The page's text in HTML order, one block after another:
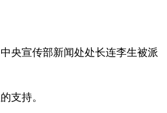
央宣传部新闻处处长连李生被派
支持。